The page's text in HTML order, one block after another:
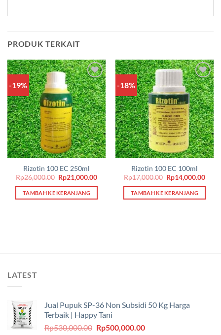
PRODUK TERKAIT
-19%
Add to
wishlist
Rizotin 100 EC 250ml
Rp26,000.00 Harga
aslinya
adalah:
Rp26,000.00.
Rp21,000.00Harga
TAMBAH KE KERANJANG
-18%
Add to
wishlist
Rizotin 100 EC 100ml
Rp17,000.00 Harga
aslinya
adalah:
Rp17,000.00.
Rp14,000.00
TAMBAH KE KERANJANG
LATEST
Jual Pupuk SP-36 Non Subsidi 50 Kg Harga
Terbaik | Happy Tani
Rp530,000.00 Harga
Rp500,000.00Harga